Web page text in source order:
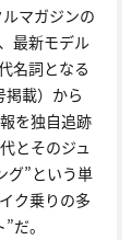
マガジンの
最新モデル
名詞となる
載）から
を独自追跡
とそのジュ
グ”という単
ク乗りの多
だ。